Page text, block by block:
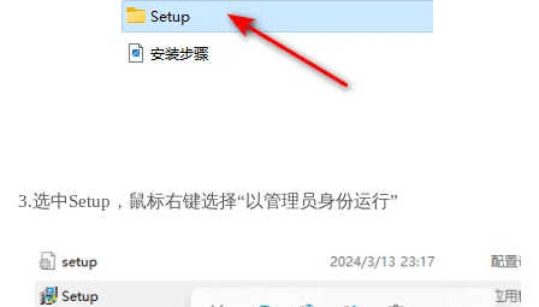
3.选中Setup，鼠标右键选择“以管理员身份运行”